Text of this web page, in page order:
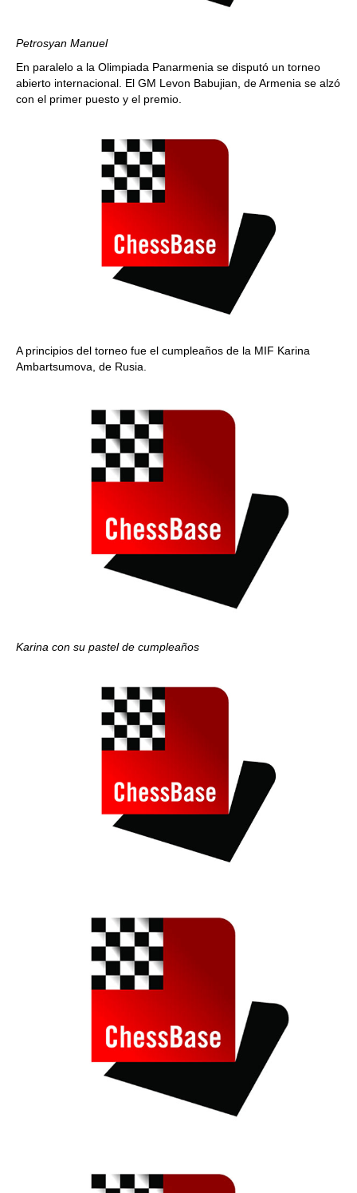
Petrosyan Manuel
En paralelo a la Olimpiada Panarmenia se disputó un torneo
abierto internacional. El GM Levon Babujian, de Armenia se alzó
con el primer puesto y el premio.
A principios del torneo fue el cumpleaños de la MIF Karina
Ambartsumova, de Rusia.
Karina con su pastel de cumpleaños